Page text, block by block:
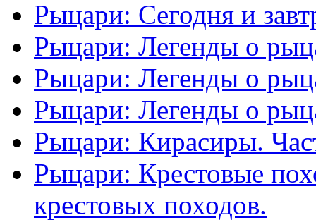
Рыцари: Сегодня и
Рыцари: Легенды о
Рыцари: Легенды о
Рыцари: Легенды о
Рыцари: Кирасиры.
Рыцари: Крестовые
крестовых походов.